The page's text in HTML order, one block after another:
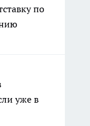
по
уже в